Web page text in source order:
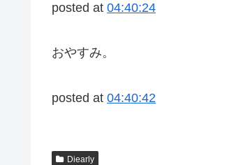
posted at 04:40:24
おやすみ。
posted at 04:40:42
Diearly